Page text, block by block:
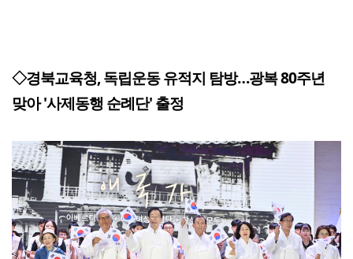
◇경북교육청, 독립운동 유적지 탐방…광복 80주년
맞아 '사제동행 순례단' 출정